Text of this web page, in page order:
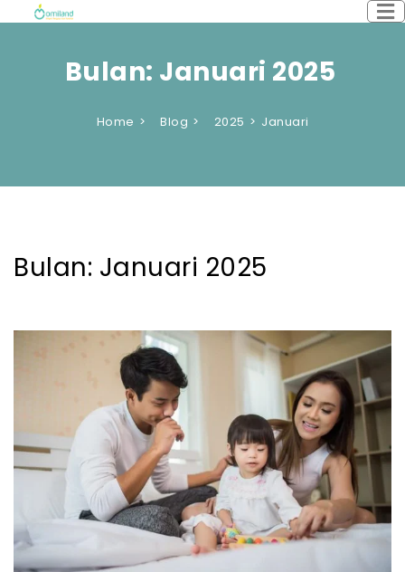
Bulan: Januari 2025
Home Blog 2025 Januari
Bulan: Januari 2025